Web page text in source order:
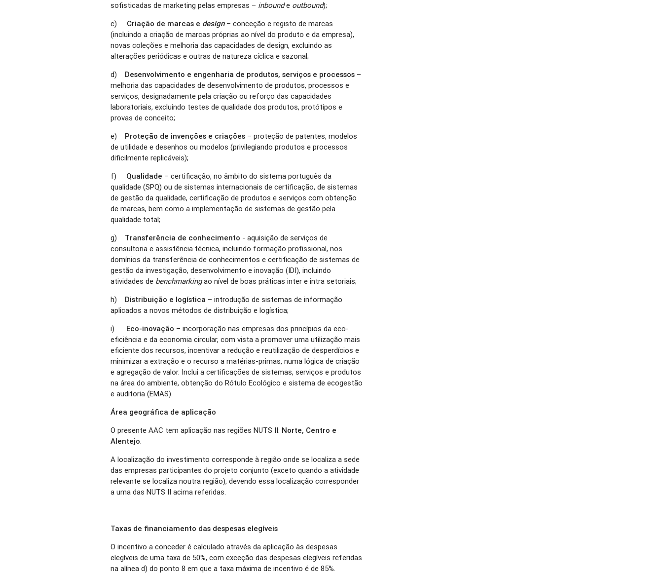
sofisticadas de marketing pelas empresas – inbounde outbound);
c) Criação de marcas e design – conceção e registo de marcas
(incluindo a criação de marcas próprias ao nível do produto e da empresa),
novas coleções e melhoria das capacidades de design, excluindo as
alterações periódicas e outras de natureza cíclica e sazonal;
d) Desenvolvimento e engenharia de produtos, serviços e processos –
melhoria das capacidades de desenvolvimento de produtos, processos e
serviços, designadamente pela criação ou reforço das capacidades
laboratoriais, excluindo testes de qualidade dos produtos, protótipos e
provas de conceito;
e) Proteção de invenções e criações – proteção de patentes, modelos
de utilidade e desenhos ou modelos (privilegiando produtos e processos
dificilmente replicáveis);
f) Qualidade – certificação, no âmbito do sistema português da
qualidade (SPQ) ou de sistemas internacionais de certificação, de sistemas
de gestão da qualidade, certificação de produtos e serviços com obtenção
de marcas, bem como a implementação de sistemas de gestão pela
qualidade total;
g) Transferência de conhecimento - aquisição de serviços de
consultoria e assistência técnica, incluindo formação profissional, nos
domínios da transferência de conhecimentos e certificação de sistemas de
gestão da investigação, desenvolvimento e inovação (IDI), incluindo
atividades de benchmarkingao nível de boas práticas inter e intra setoriais;
h) Distribuição e logística – introdução de sistemas de informação
aplicados a novos métodos de distribuição e logística;
i) Eco-inovação – incorporação nas empresas dos princípios da eco-
eficiência e da economia circular, com vista a promover uma utilização mais
eficiente dos recursos, incentivar a redução e reutilização de desperdícios e
minimizar a extração e o recurso a matérias-primas, numa lógica de criação
e agregação de valor. Inclui a certificações de sistemas, serviços e produtos
na área do ambiente, obtenção do Rótulo Ecológico e sistema de ecogestão
e auditoria (EMAS).
Área geográfica de aplicação
O presente AAC tem aplicação nas regiões NUTS II: Norte, Centro e
Alentejo.
A localização do investimento corresponde à região onde se localiza a sede
das empresas participantes do projeto conjunto (exceto quando a atividade
relevante se localiza noutra região), devendo essa localização corresponder
a uma das NUTS II acima referidas.
Taxas de financiamento das despesas elegíveis
O incentivo a conceder é calculado através da aplicação às despesas
elegíveis de uma taxa de 50%, com exceção das despesas elegíveis referidas
na alínea d) do ponto 8 em que a taxa máxima de incentivo é de 85%.